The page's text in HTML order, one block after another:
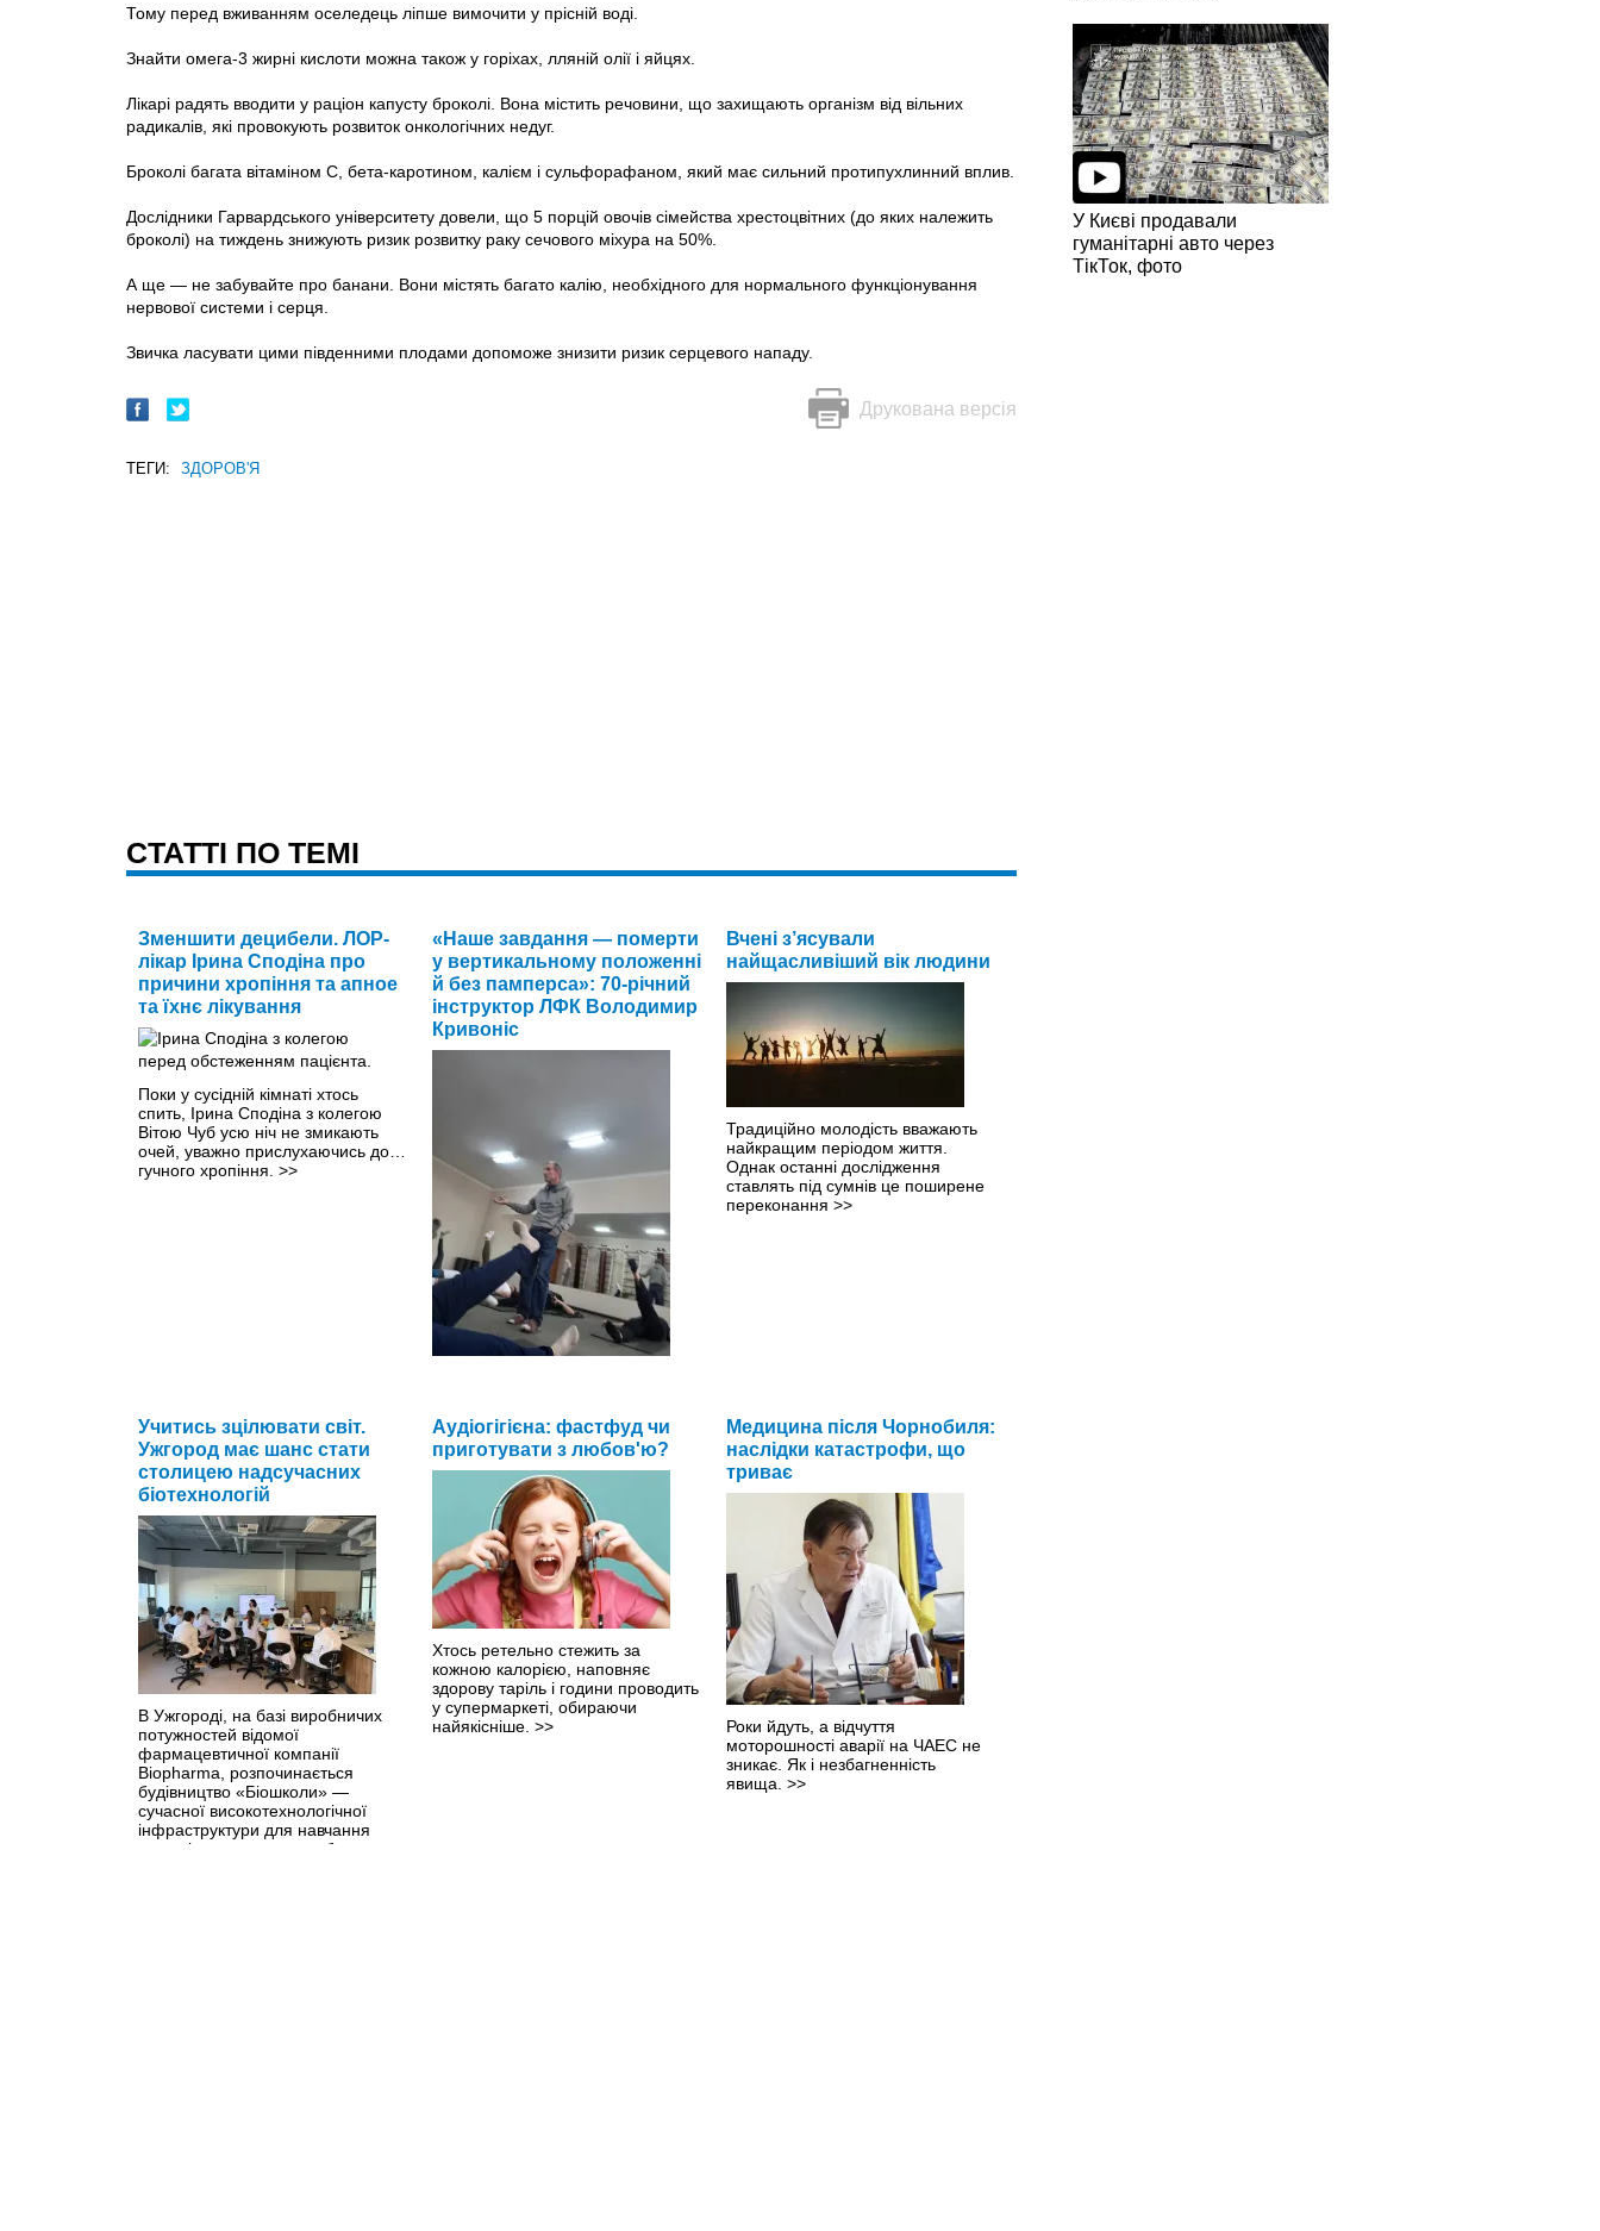
Тому перед вживанням оселедець ліпше вимочити у прісній воді.
Знайти омега-3 жирні кислоти можна також у горіхах, лляній олії і яйцях.
Лікарі радять вводити у раціон капусту броколі. Вона містить речовини, що захищають організм від вільних
радикалів, які провокують розвиток онкологічних недуг.
Броколі багата вітаміном С, бета-каротином, калієм і сульфорафаном, який має сильний протипухлинний вплив.
Дослідники Гарвардського університету довели, що 5 порцій овочів сімейства хрестоцвітних (до яких належить
броколі) на тиждень знижують ризик розвитку раку сечового міхура на 50%.
А ще — не забувайте про банани. Вони містять багато калію, необхідного для нормального функціонування
нервової системи і серця.
Звичка ласувати цими південними плодами допоможе знизити ризик серцевого нападу.
Друкована версія
ТЕГИ: ЗДОРОВ'Я
CТАТТІ ПО ТЕМІ
Зменшити децибели. ЛОР-
лікар Ірина Сподіна про
причини хропіння та апное
та їхнє лікування
Поки у сусідній кімнаті хтось
спить, Ірина Сподіна з колегою
Вітою Чуб усю ніч не змикають
очей, уважно прислухаючись до…
гучного хропіння. >>
«Наше завдання — померти
у вертикальному положенні
й без памперса»: 70-річний
інструктор ЛФК Володимир
Кривоніс
Вчені з’ясували
найщасливіший вік людини
Традиційно молодість вважають
найкращим періодом життя.
Однак останні дослідження
ставлять під сумнів це поширене
переконання >>
Учитись зцілювати світ.
Ужгород має шанс стати
столицею надсучасних
біотехнологій
В Ужгороді, на базі виробничих
потужностей відомої
фармацевтичної компанії
Biopharma, розпочинається
будівництво «Біошколи» —
сучасної високотехнологічної
інфраструктури для навчання
молоді, проведення глобальних
Аудіогігієна: фастфуд чи
приготувати з любов'ю?
Хтось ретельно стежить за
кожною калорією, наповняє
здорову таріль і години проводить
у супермаркеті, обираючи
найякісніше. >>
Медицина після Чорнобиля:
наслідки катастрофи, що
триває
Роки йдуть, а відчуття
моторошності аварії на ЧАЕС не
зникає. Як і незбагненність
явища. >>
У Києві продавали
гуманітарні авто через
ТікТок, фото